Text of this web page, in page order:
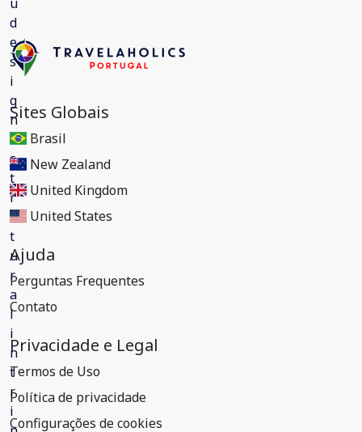
Sites Globais
Brasil
New Zealand
United Kingdom
United States
Ajuda
Perguntas Frequentes
Contato
Privacidade e Legal
Termos de Uso
Política de privacidade
Configurações de cookies